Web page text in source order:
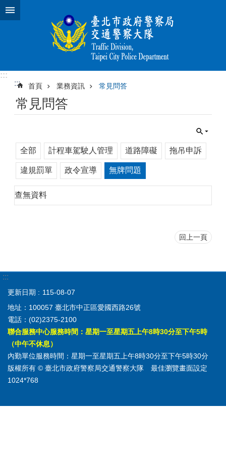
跳到主要內容區塊
:::
:::
首頁 業務資訊 常見問答
常見問答
全部 計程車駕駛人管理 道路障礙 拖吊申訴
違規罰單 政令宣導 無牌問題
查無資料
回上一頁
:::
更新日期
115-08-07
地址：100057 臺北市中正區愛國西路26號
電話：(02)2375-2100
聯合服務中心服務時間：星期一至星期五上午8時30分至下午5時
（中午不休息）
內勤單位服務時間：星期一至星期五上午8時30分至下午5時30分
版權所有 © 臺北市政府警察局交通警察大隊 最佳瀏覽畫面設定
1024*768